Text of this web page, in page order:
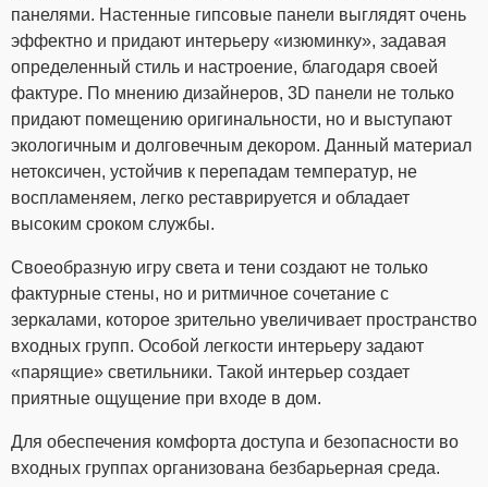
панелями. Настенные гипсовые панели выглядят очень
эффектно и придают интерьеру «изюминку», задавая
определенный стиль и настроение, благодаря своей
фактуре. По мнению дизайнеров, 3D панели не только
придают помещению оригинальности, но и выступают
экологичным и долговечным декором. Данный материал
нетоксичен, устойчив к перепадам температур, не
воспламеняем, легко реставрируется и обладает
высоким сроком службы.
Своеобразную игру света и тени создают не только
фактурные стены, но и ритмичное сочетание с
зеркалами, которое зрительно увеличивает пространство
входных групп. Особой легкости интерьеру задают
«парящие» светильники. Такой интерьер создает
приятные ощущение при входе в дом.
Для обеспечения комфорта доступа и безопасности во
входных группах организована безбарьерная среда.